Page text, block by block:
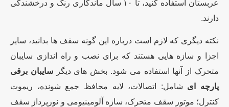
عربستان استفاده کنید، تا ۱۰ سال ماندگاری رنگ و درخشندگی
دارند.
نکته دیگری که لازم است درباره این گونه سقف ها بدانید، سایر
اجزا و سازه هایی هستند که برای نصب و راه اندازی سایبان
متحرک از آنها استفاده می شود. بخش های دیگرسایبان برقی
پارچه ای شامل: اتصالات، لایه محافظ جمع شونده، ریموت
کنترل؛ موتور سقف متحرک، سازه آلومینیومی و نورپرداز سقف